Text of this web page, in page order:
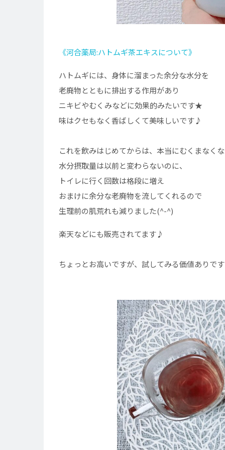
《河合薬局:ハトムギ茶エキスについて》
ハトムギには、身体に溜まった余分な水分を
老廃物とともに排出する作用があり
ニキビやむくみなどに効果的みたいです★
味はクセもなく香ばしくて美味しいです♪
これを飲みはじめてからは、本当にむくまなく
水分摂取量は以前と変わらないのに、
トイレに行く回数は格段に増え
おまけに余分な老廃物を流してくれるので
生理前の肌荒れも減りました(^-^)
楽天などにも販売されてます♪
ちょっとお高いですが、試してみる価値ありで